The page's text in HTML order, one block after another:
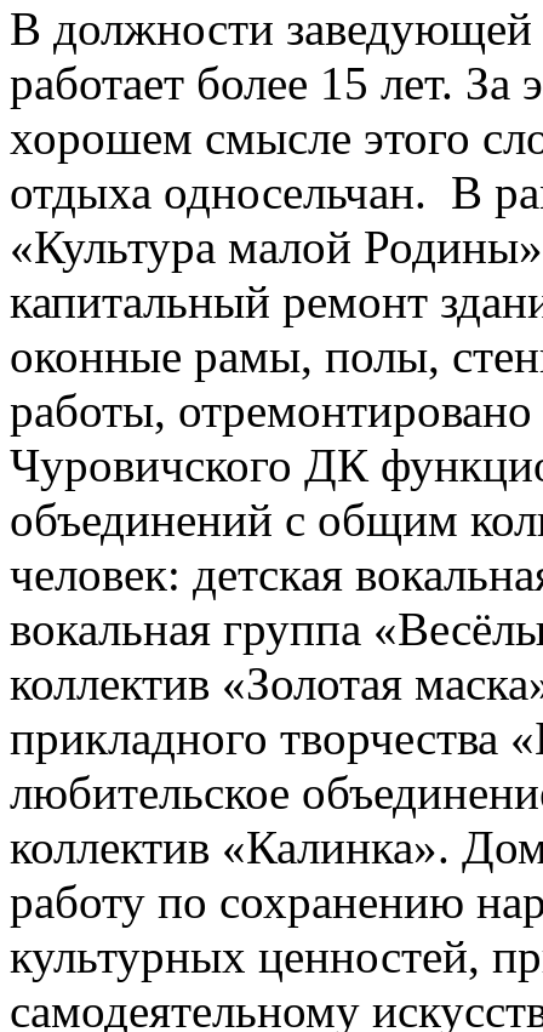
В должности
работает более 15 лет.
хорошем смысле этого
отдыха односельчан. В
«Культура малой
капитальный ремонт
оконные рамы, полы,
работы,
Чуровичского ДК
объединений с общим
человек: детская
вокальная группа
коллектив «Золотая
прикладного творчества
любительское
коллектив «Калинка».
работу по сохранению
культурных ценностей,
самодеятельному